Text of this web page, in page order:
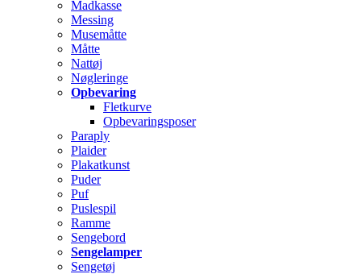
Madkasse
Messing
Musemåtte
Måtte
Nattøj
Nøgleringe
Opbevaring
Fletkurve
Opbevaringsposer
Paraply
Plaider
Plakatkunst
Puder
Puf
Puslespil
Ramme
Sengebord
Sengelamper
Sengetøj